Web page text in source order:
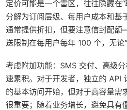
定价可能是一个雷区，往往隐藏在
分解为订阅层级、每用户成本和基
通常提供折扣，但要注意信封配
送限制在每用户每年 100 个，无论“
考虑附加功能：SMS 交付、高级
速累积。对于开发者，独立的 API
的基本访问开始，但对于高容量需
很重要；随着业务增长，避免具有